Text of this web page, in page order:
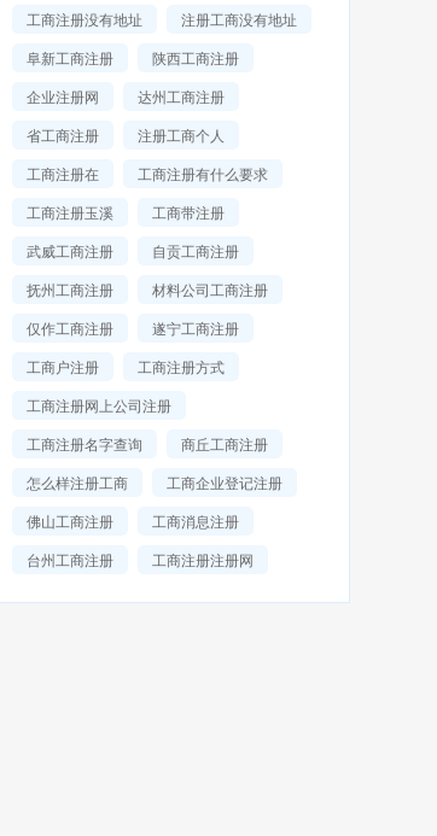
工商注册没有地址
注册工商没有地址
阜新工商注册
陕西工商注册
企业注册网
达州工商注册
省工商注册
注册工商个人
工商注册在
工商注册有什么要求
工商注册玉溪
工商带注册
武威工商注册
自贡工商注册
抚州工商注册
材料公司工商注册
仅作工商注册
遂宁工商注册
工商户注册
工商注册方式
工商注册网上公司注册
工商注册名字查询
商丘工商注册
怎么样注册工商
工商企业登记注册
佛山工商注册
工商消息注册
台州工商注册
工商注册注册网